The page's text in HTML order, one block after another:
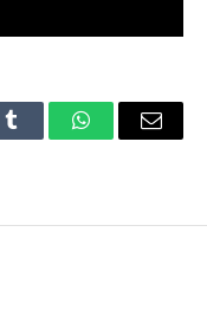
Tumblr WhatsAppEmail